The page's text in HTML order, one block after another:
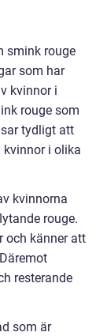
smink rouge
som har
kvinnor i
rouge som
tydligt att
kvinnor i olika
kvinnorna
rouge.
och känner att
resterande
som är